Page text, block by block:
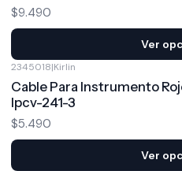
$9.490
Ver
2345018|Kirlin
Cable Para Instrumento
Ipcv-241-3
$5.490
Ver